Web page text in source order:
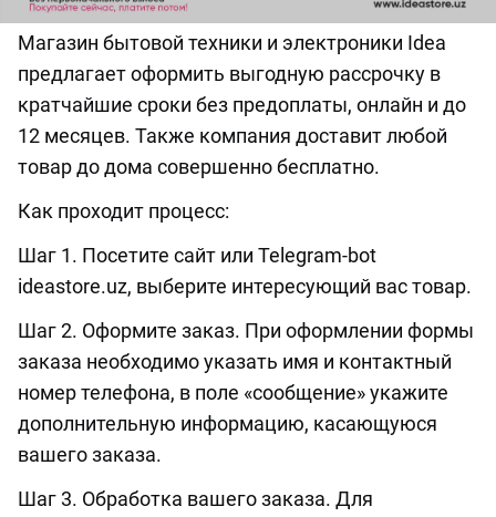
Магазин бытовой техники и электроники Idea
предлагает оформить выгодную рассрочку в
кратчайшие сроки без предоплаты, онлайн и до
12 месяцев. Также компания доставит любой
товар до дома совершенно бесплатно.
Как проходит процесс:
Шаг 1. Посетите сайт или Telegram-bot
ideastore.uz, выберите интересующий вас товар.
Шаг 2. Оформите заказ. При оформлении формы
заказа необходимо указать имя и контактный
номер телефона, в поле «сообщение» укажите
дополнительную информацию, касающуюся
вашего заказа.
Шаг 3. Обработка вашего заказа. Для